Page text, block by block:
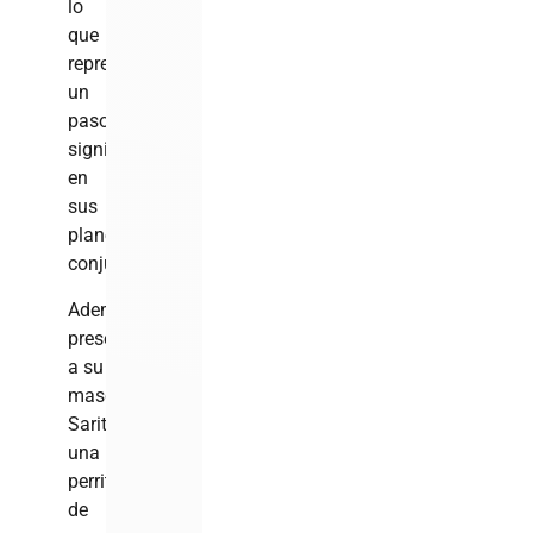
lo
que
representa
un
paso
significativo
en
sus
planes
conjuntos.
Además,
presentaron
a su
mascota
Sarita,
una
perrita
de